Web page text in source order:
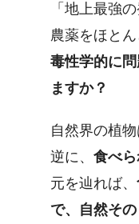
「地上最強
農薬をほと
毒性学的に
ますか？
自然界の植
逆に、 食べ
元を辿れば、
で、自然そ